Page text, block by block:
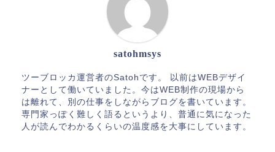
satohmsys
ツーブロッカ運営者のSatohです。 以前はWEBデザイ
ナーとして働いていました。今はWEB制作の現場から
は離れて、別の仕事をしながらブログを書いています。
専門家っぽく難しく語るというより、普通に気になった
人が読んでわかるくらいの温度感を大事にしています。